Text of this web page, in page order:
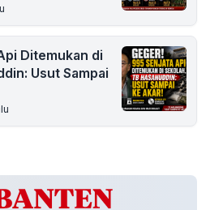
Ditemukan di
Usut Sampai